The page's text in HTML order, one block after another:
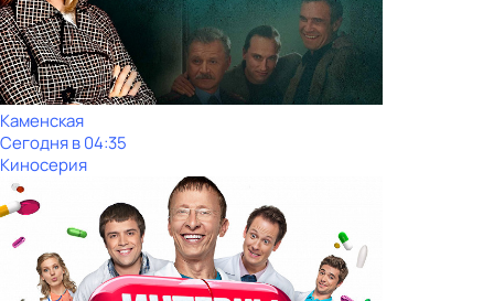
Каменская
Сегодня в 04:35
Киносерия